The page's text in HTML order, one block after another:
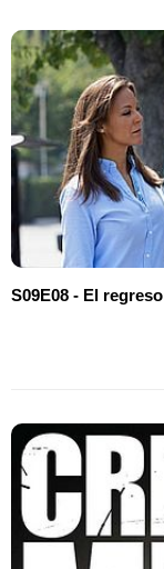
S09E08 - El regreso